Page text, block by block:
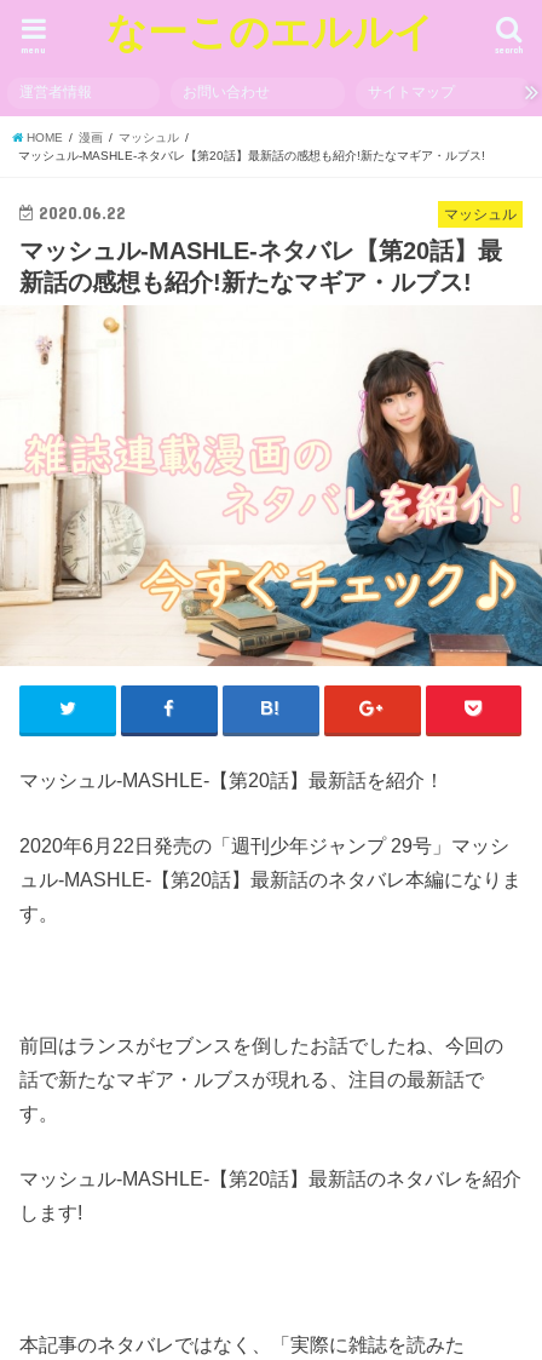
なーこのエルルイ search
menu
運営者情報 お問い合わせ サイトマップ
HOME 漫画
マッシュル
マッシュル-MASHLE-ネタバレ【第20話】最新話の感想も紹介!新たなマギア・ルブス!
マッシュル
2020.06.22
マッシュル-MASHLE-ネタバレ【第20話】最
新話の感想も紹介!新たなマギア・ルブス!
マッシュル-MASHLE-【第20話】最新話を紹介！
2020年6月22日発売の「週刊少年ジャンプ 29号」マッシ
ュル-MASHLE-【第20話】最新話のネタバレ本編になりま
す。
前回はランスがセブンスを倒したお話でしたね、今回の
話で新たなマギア・ルブスが現れる、注目の最新話で
す。
マッシュル-MASHLE-【第20話】最新話のネタバレを紹介
します!
本記事のネタバレではなく、「実際に雑誌を読みた